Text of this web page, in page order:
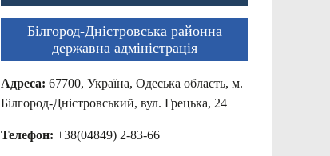
Білгород-Дністровська районна
державна адміністрація
Адреса: 67700, Україна, Одеська область, м.
Білгород-Дністровський, вул. Грецька, 24
Телефон: +38(04849) 2-83-66